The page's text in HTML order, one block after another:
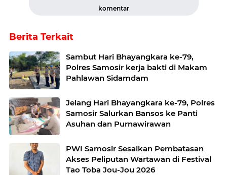
komentar
Berita Terkait
Sambut Hari Bhayangkara ke-79,
Polres Samosir kerja bakti di Makam
Pahlawan Sidamdam
Jelang Hari Bhayangkara ke-79, Polres
Samosir Salurkan Bansos ke Panti
Asuhan dan Purnawirawan
PWI Samosir Sesalkan Pembatasan
Akses Peliputan Wartawan di Festival
Tao Toba Jou-Jou 2026